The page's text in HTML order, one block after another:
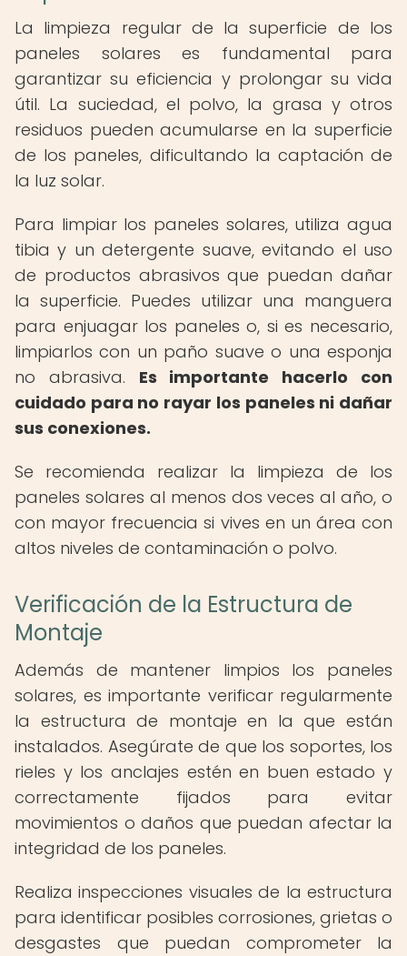
La limpieza regular de la superficie de los
paneles solares es fundamental para
garantizar su eficiencia y prolongar su vida
útil. La suciedad, el polvo, la grasa y otros
residuos pueden acumularse en la superficie
de los paneles, dificultando la captación de
la luz solar.
Para limpiar los paneles solares, utiliza agua
tibia y un detergente suave, evitando el uso
de productos abrasivos que puedan dañar
la superficie. Puedes utilizar una manguera
para enjuagar los paneles o, si es necesario,
limpiarlos con un paño suave o una esponja
no abrasiva. Es importante hacerlo con
cuidado para no rayar los paneles ni dañar
sus conexiones.
Se recomienda realizar la limpieza de los
paneles solares al menos dos veces al año, o
con mayor frecuencia si vives en un área con
altos niveles de contaminación o polvo.
Verificación de la Estructura de
Montaje
Además de mantener limpios los paneles
solares, es importante verificar regularmente
la estructura de montaje en la que están
instalados. Asegúrate de que los soportes, los
rieles y los anclajes estén en buen estado y
correctamente fijados para evitar
movimientos o daños que puedan afectar la
integridad de los paneles.
Realiza inspecciones visuales de la estructura
para identificar posibles corrosiones, grietas o
desgastes que puedan comprometer la